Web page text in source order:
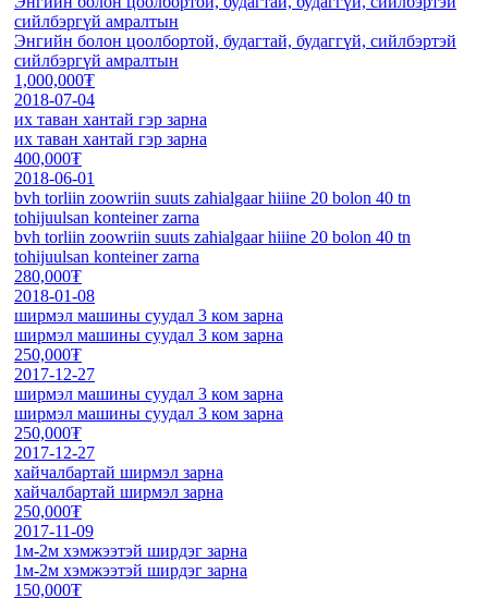
сийлбэргүй амралтын
Энгийн болон цоолбортой, будагтай, будаггүй, сийлбэртэй
сийлбэргүй амралтын
1,000,000₮
2018-07-04
их таван хантай гэр зарна
их таван хантай гэр зарна
400,000₮
2018-06-01
bvh torliin zoowriin suuts zahialgaar hiiine 20 bolon 40 tn
tohijuulsan konteiner zarna
bvh torliin zoowriin suuts zahialgaar hiiine 20 bolon 40 tn
tohijuulsan konteiner zarna
280,000₮
2018-01-08
ширмэл машины суудал 3 ком зарна
ширмэл машины суудал 3 ком зарна
250,000₮
2017-12-27
ширмэл машины суудал 3 ком зарна
ширмэл машины суудал 3 ком зарна
250,000₮
2017-12-27
хайчалбартай ширмэл зарна
хайчалбартай ширмэл зарна
250,000₮
2017-11-09
1м-2м хэмжээтэй ширдэг зарна
1м-2м хэмжээтэй ширдэг зарна
150,000₮